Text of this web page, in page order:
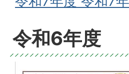
令和6年度